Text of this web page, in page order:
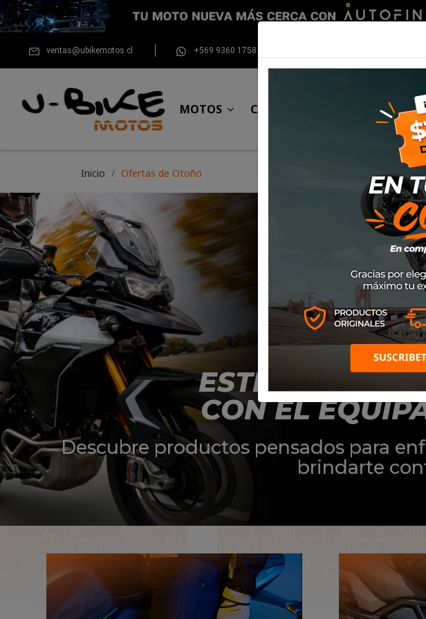
ventas@ubikemotos.cl +569 9360 1758
MOTOS CASCOS EQUIPAMIENTO
Inicio Ofertas de Otoño
ESTE OTOÑO,
CON EL
Descubre productos pensados para
brindarte